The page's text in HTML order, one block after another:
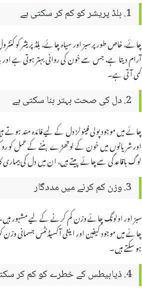
1. بلڈ پریشر کو کم کر سکتی ہے
چائے، خاص طور پر سبز اور سیاہ چائے، بلڈ پریشر کو
آرام دیتا ہے، جس سے خون کی روانی بہتر ہوتی ہے
کمی آتی ہے۔
2. دل کی صحت بہتر بنا سکتی ہے
چائے میں موجود پولی فینولز دل کے لیے فائدہ مند
اور شریانوں میں خون کے لوتھڑے بننے کے عمل کو
لوگ باقاعدگی سے چائے پیتے ہیں، ان میں دل کی
3. وزن کم کرنے میں مددگار
سبز اور اولونگ چائے وزن کم کرنے کے لیے مشہور ہیں۔
چائے میں موجود کیفین اور اینٹی آکسیڈنٹس جسمانی
ہو سکتے ہیں۔
4. ذیابیطس کے خطرے کو کم کر سکتی ہے